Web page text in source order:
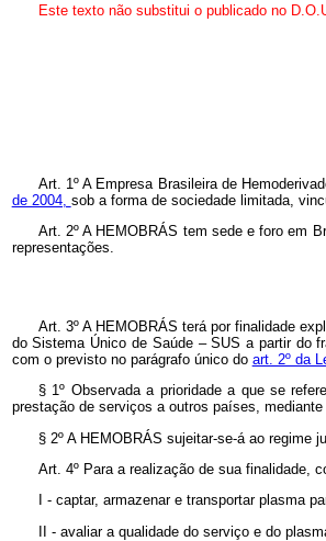
Este texto não substitui o publicado no
Art. 1ºA Empresa Brasileira de
de 2004, sob a forma de sociedade limitada,
Art. 2ºA HEMOBRÁS tem sede e foro em
representações.
Art. 3º A HEMOBRÁS terá por finalidade
do Sistema Único de Saúde – SUS a partir do
com o previsto no parágrafo único do art. 2º da
§ 1º Observada a prioridade a que se
prestação de serviços a outros países, mediante
§ 2º A HEMOBRÁS sujeitar-se-á ao regime
Art. 4º Para a realização de sua finalidade,
I - captar, armazenar e transportar plasma
II - avaliar a qualidade do serviço e do